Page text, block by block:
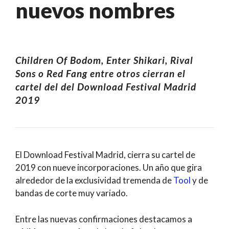
nuevos nombres
Children Of Bodom, Enter Shikari, Rival
Sons o Red Fang entre otros cierran el
cartel del del Download Festival Madrid
2019
El Download Festival Madrid, cierra su cartel de
2019 con nueve incorporaciones. Un año que gira
alrededor de la exclusividad tremenda deTooly de
bandas de corte muy variado.
Entre las nuevas confirmaciones destacamos a